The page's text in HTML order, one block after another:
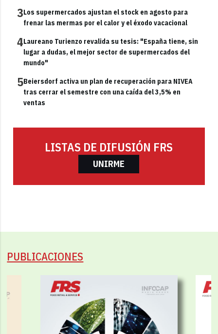
3Los supermercados ajustan el stock en agosto para
frenar las mermas por el calor y el éxodo vacacional
4Laureano Turienzo revalida su tesis: "España tiene, sin
lugar a dudas, el mejor sector de supermercados del
mundo"
5Beiersdorf activa un plan de recuperación para NIVEA
tras cerrar el semestre con una caída del 3,5% en
ventas
LISTAS DE DIFUSIÓN FRS
UNIRME
PUBLICACIONES